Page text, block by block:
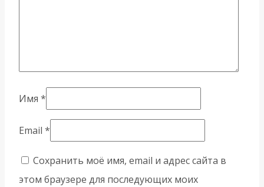
Имя *
Email *
Сохранить моё имя, email и адрес сайта в
этом браузере для последующих моих